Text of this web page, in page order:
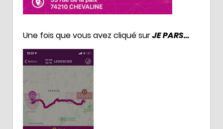
Une fois que vous avez cliqué surJE PARS…